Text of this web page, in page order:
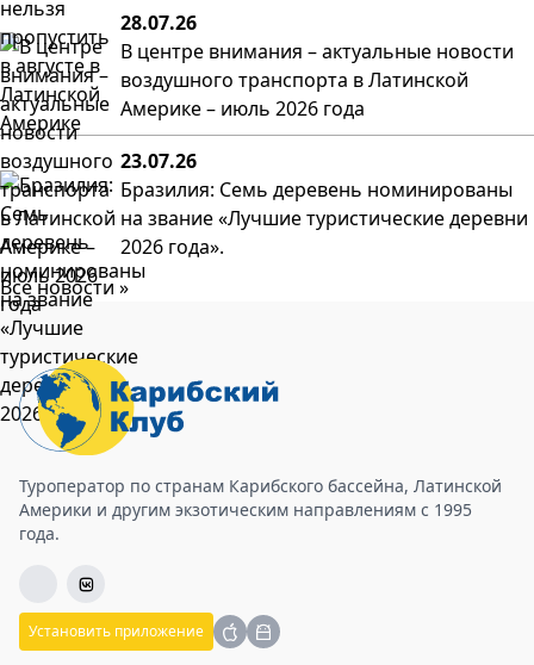
28.07.26
В центре внимания – актуальные новости
воздушного транспорта в Латинской
Америке – июль 2026 года
23.07.26
Бразилия: Семь деревень номинированы
на звание «Лучшие туристические деревни
2026 года».
Все новости »
Туроператор по странам Карибского бассейна, Латинской
Америки и другим экзотическим направлениям с 1995
года.
Установить приложение